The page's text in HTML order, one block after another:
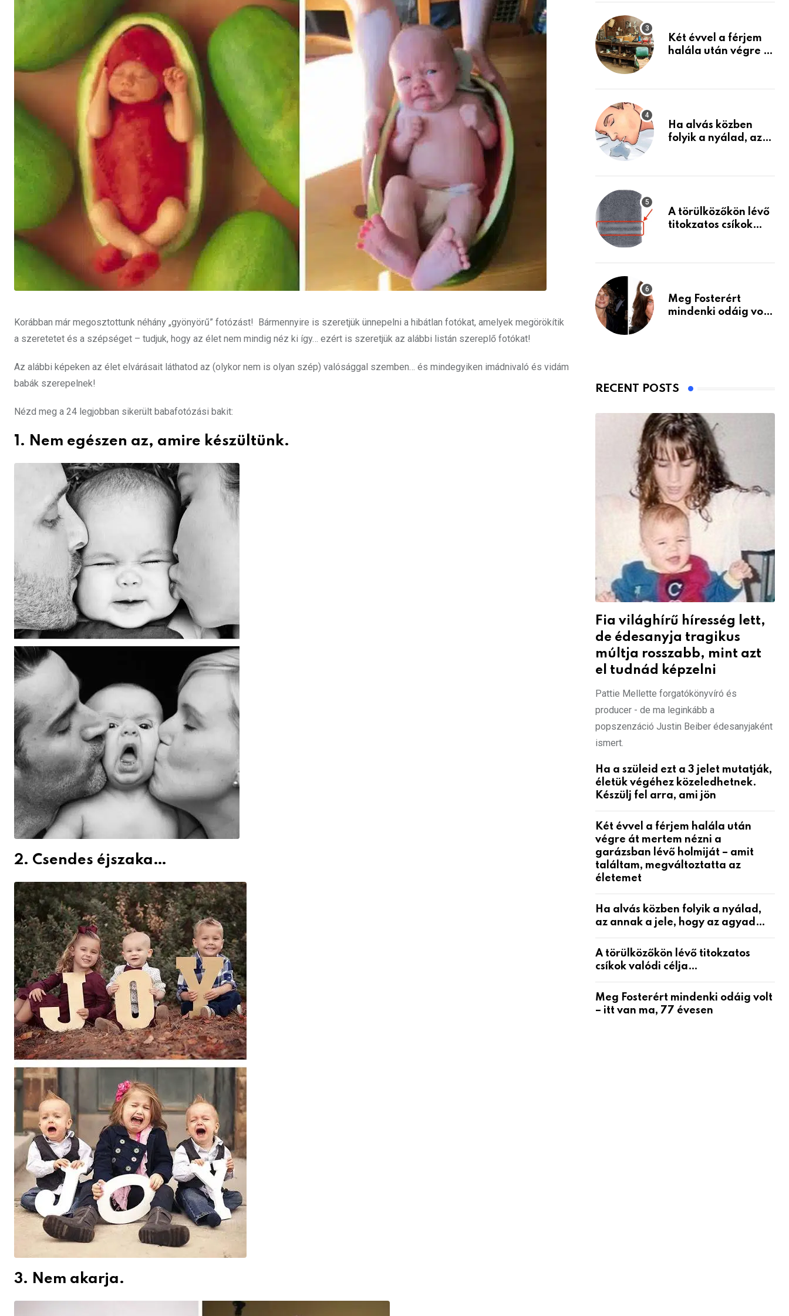
Korábban már megosztottunk néhány „gyönyörű” fotózást! Bármennyire is szeretjük ünnepelni a hibátlan fotókat, amelyek megörökítik
a szeretetet és a szépséget – tudjuk, hogy az élet nem mindig néz ki így… ezért is szeretjük az alábbi listán szereplő fotókat!
Az alábbi képeken az élet elvárásait láthatod az (olykor nem is olyan szép) valósággal szemben… és mindegyiken imádnivaló és vidám
babák szerepelnek!
Nézd meg a 24 legjobban sikerült babafotózási bakit:
1. Nem egészen az, amire készültünk.
2. Csendes éjszaka…
3. Nem akarja.
Készülj fel arra, ami
Két évvel a férjem
halála után végre át
holmiját – amit
életemet
Ha alvás közben
folyik a nyálad, az
A törülközőkön lévő
titokzatos csíkok
Meg Fosterért
mindenki odáig volt
RECENT POSTS
Fia világhírű híresség lett,
de édesanyja tragikus
múltja rosszabb, mint azt
el tudnád képzelni
Pattie Mellette forgatókönyvíró és
producer - de ma leginkább a
popszenzáció Justin Beiber édesanyjaként
ismert.
Ha a szüleid ezt a 3 jelet mutatják,
életük végéhez közeledhetnek.
Készülj fel arra, ami jön
Két évvel a férjem halála után
végre át mertem nézni a
garázsban lévő holmiját – amit
találtam, megváltoztatta az
életemet
Ha alvás közben folyik a nyálad,
az annak a jele, hogy az agyad…
A törülközőkön lévő titokzatos
csíkok valódi célja…
Meg Fosterért mindenki odáig volt
– itt van ma, 77 évesen